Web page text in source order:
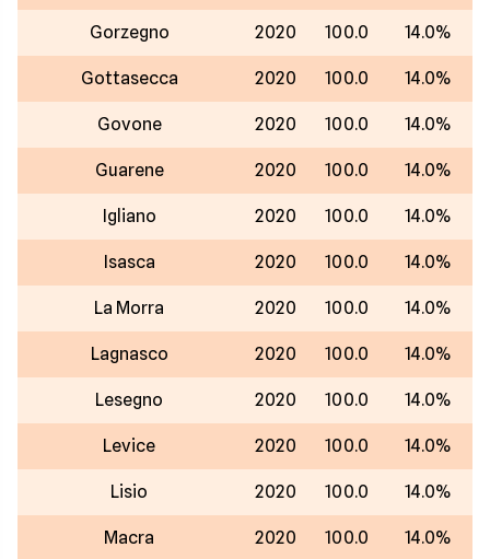
Gorzegno 2020 100.0 14.0%
Gottasecca 2020 100.0 14.0%
Govone 2020 100.0 14.0%
Guarene 2020 100.0 14.0%
Igliano 2020 100.0 14.0%
Isasca 2020 100.0 14.0%
La Morra 2020 100.0 14.0%
Lagnasco 2020 100.0 14.0%
Lesegno 2020 100.0 14.0%
Levice 2020 100.0 14.0%
Lisio 2020 100.0 14.0%
Macra 2020 100.0 14.0%